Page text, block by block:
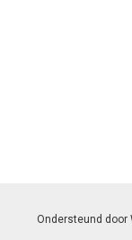
Ondersteund door